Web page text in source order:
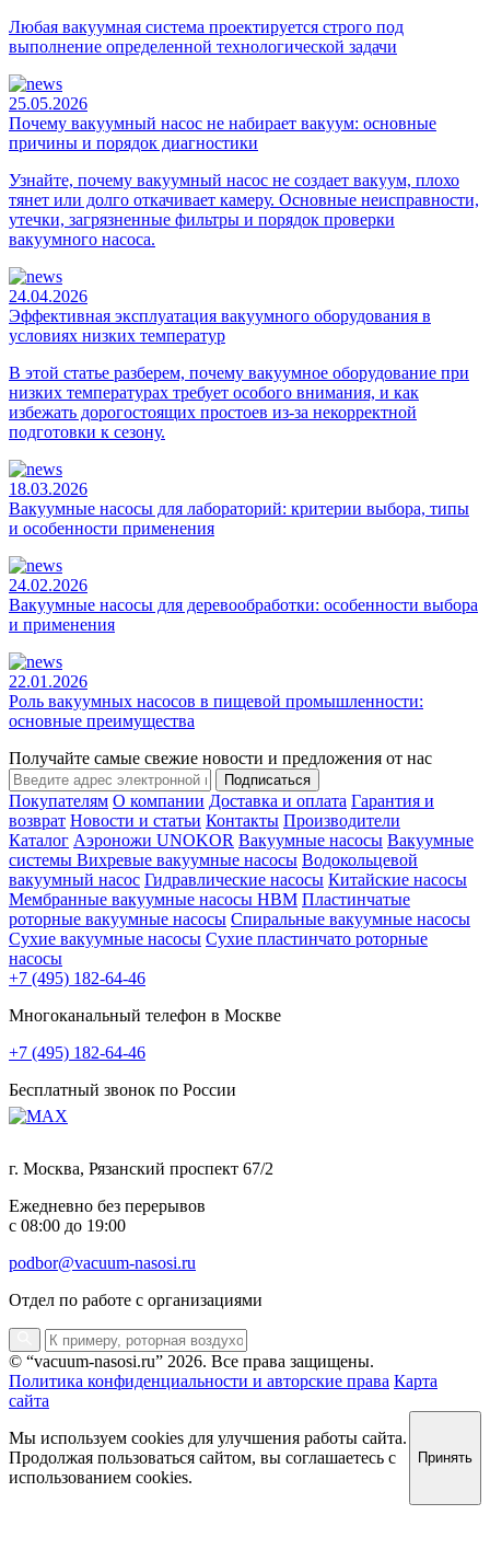
Любая вакуумная система проектируется строго под
выполнение определенной технологической задачи
25.05.2026
Почему вакуумный насос не набирает вакуум: основные
причины и порядок диагностики
Узнайте, почему вакуумный насос не создает вакуум, плохо
тянет или долго откачивает камеру. Основные неисправности,
утечки, загрязненные фильтры и порядок проверки
вакуумного насоса.
24.04.2026
Эффективная эксплуатация вакуумного оборудования в
условиях низких температур
В этой статье разберем, почему вакуумное оборудование при
низких температурах требует особого внимания, и как
избежать дорогостоящих простоев из-за некорректной
подготовки к сезону.
18.03.2026
Вакуумные насосы для лабораторий: критерии выбора, типы
и особенности применения
24.02.2026
Вакуумные насосы для деревообработки: особенности выбора
и применения
22.01.2026
Роль вакуумных насосов в пищевой промышленности:
основные преимущества
Получайте самые свежие новости и предложения от нас
Подписаться
Покупателям О компании Доставка и оплата Гарантия и
возврат Новости и статьи Контакты Производители
Каталог Аэроножи UNOKOR Вакуумные насосы Вакуумные
системы Вихревые вакуумные насосы Водокольцевой
вакуумный насос Гидравлические насосы Китайские насосы
Мембранные вакуумные насосы НВМ Пластинчатые
роторные вакуумные насосы Спиральные вакуумные насосы
Сухие вакуумные насосы Сухие пластинчато роторные
насосы
+7 (495) 182-64-46
Многоканальный телефон в Москве
+7 (495) 182-64-46
Бесплатный звонок по России
г. Москва, Рязанский проспект 67/2
Ежедневно без перерывов
с 08:00 до 19:00
podbor@vacuum-nasosi.ru
Отдел по работе с организациями
© “vacuum-nasosi.ru” 2026. Все права защищены.
Политика конфиденциальности и авторские права Карта
сайта
Мы используем cookies для улучшения работы сайта.
Продолжая пользоваться сайтом, вы соглашаетесь с
использованием cookies.
Принять